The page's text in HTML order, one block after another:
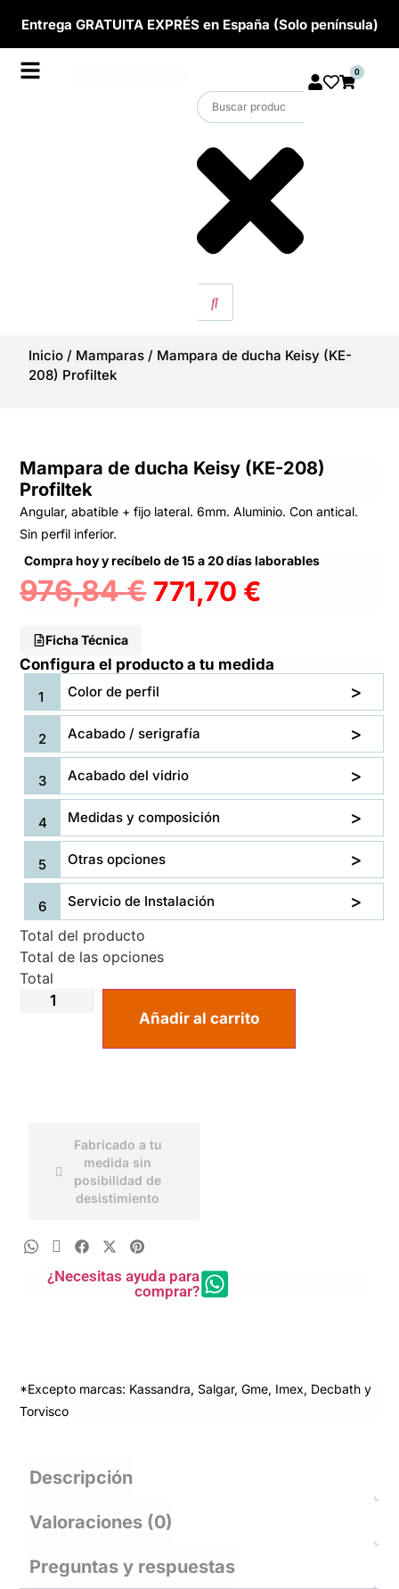
Entrega GRATUITA EXPRÉS en España (Solo península)
0
Inicio / Mamparas / Mampara de ducha Keisy (KE-
208) Profiltek
Mampara de ducha Keisy (KE-208)
Profiltek
Angular, abatible + fijo lateral. 6mm. Aluminio. Con antical.
Sin perfil inferior.
Compra hoy y recíbelo de 15 a 20 días laborables
976,84€ 771,70 €
Ficha Técnica
Configura el producto a tu medida
Color de perfil
Acabado / serigrafía
Acabado del vidrio
Medidas y composición
Otras opciones
Servicio de Instalación
Total del producto
Total de las opciones
Total
Añadir al carrito
Fabricado a tu
medida sin
posibilidad de
desistimiento
¿Necesitas ayuda para
comprar?
*Excepto marcas: Kassandra, Salgar, Gme, Imex, Decbath y
Torvisco
Descripción
Valoraciones (0)
Preguntas y respuestas